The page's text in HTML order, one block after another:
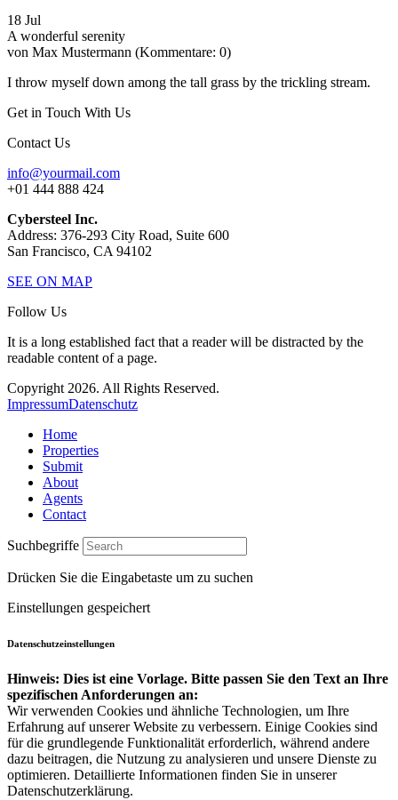
18 Jul
A wonderful serenity
von Max Mustermann (Kommentare: 0)
I throw myself down among the tall grass by the trickling stream.
Get in Touch With Us
Contact Us
info@yourmail.com
+01 444 888 424
Cybersteel Inc.
Address: 376-293 City Road, Suite 600
San Francisco, CA 94102
SEE ON MAP
Follow Us
It is a long established fact that a reader will be distracted by the
readable content of a page.
Copyright 2026. All Rights Reserved.
ImpressumDatenschutz
Home
Properties
Submit
About
Agents
Contact
Suchbegriffe
Drücken Sie die Eingabetaste um zu suchen
Einstellungen gespeichert
Datenschutzeinstellungen
Hinweis: Dies ist eine Vorlage. Bitte passen Sie den Text an Ihre
spezifischen Anforderungen an:
Wir verwenden Cookies und ähnliche Technologien, um Ihre
Erfahrung auf unserer Website zu verbessern. Einige Cookies sind
für die grundlegende Funktionalität erforderlich, während andere
dazu beitragen, die Nutzung zu analysieren und unsere Dienste zu
optimieren. Detaillierte Informationen finden Sie in unserer
Datenschutzerklärung.